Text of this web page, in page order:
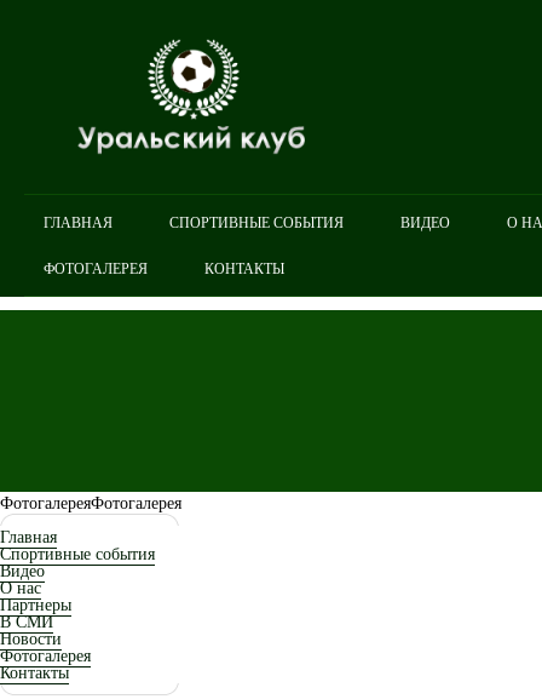
ГЛАВНАЯ СПОРТИВНЫЕ СОБЫТИЯ ВИДЕО О
ФОТОГАЛЕРЕЯ КОНТАКТЫ
ФотогалереяФотогалерея
Главная
Спортивные события
Видео
О нас
Партнеры
В СМИ
Новости
Фотогалерея
Контакты